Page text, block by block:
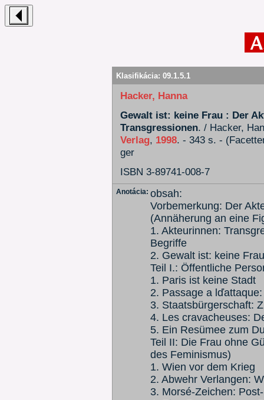
Klasifikácia: 09.1.5.1
Hacker, Hanna
Gewalt ist: keine Frau : Der
Transgressionen. / Hacker,
Verlag, 1998. - 343 s. -
ger
ISBN 3-89741-008-7
Anotácia: obsah:
Vorbemerkung: Der
(Annäherung an eine
1. Akteurinnen:
Begriffe
2. Gewalt ist: keine Frau
Teil I.: Öffentliche
1. Paris ist keine Stadt
2. Passage a
3. Staatsbürgerschaft:
4. Les cravacheuses:
5. Ein Resümee zum
Teil II: Die Frau ohne
des Feminismus)
1. Wien vor dem Krieg
2. Abwehr Verlangen:
3. Morsé-Zeichen: